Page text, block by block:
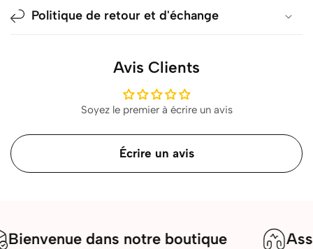
Politique de retour et d'échange
Avis Clients
Soyez le premier à écrire un avis
Écrire un avis
dans notre boutique